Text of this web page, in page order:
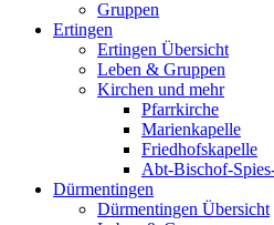
Gruppen
Ertingen
Ertingen Übersicht
Leben & Gruppen
Kirchen und mehr
Pfarrkirche
Marienkapelle
Friedhofskapelle
Abt-Bischof-
Dürmentingen
Dürmentingen Übersicht